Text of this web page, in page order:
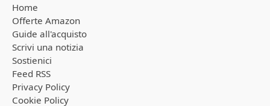
Home
Offerte Amazon
Guide all'acquisto
Scrivi una notizia
Sostienici
Feed RSS
Privacy Policy
Cookie Policy